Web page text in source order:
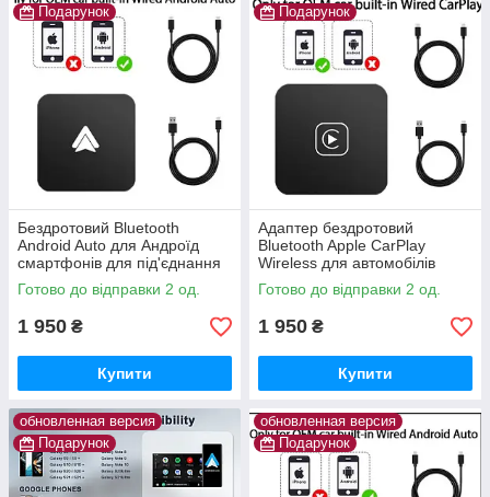
Подарунок
Бездротовий Bluetooth
Android Auto для Андроїд
смартфонів для під'єднання
до автомагнітол USB Wireless
Adapter
Готово до відправки 2 од.
1 950 ₴
Купити
Подарунок
Адаптер бездротовий
Bluetooth Apple CarPlay
Wireless для автомобілів
Готово до відправки 2 од.
1 950 ₴
Купити
обновленная версия
Подарунок
обновленная версия
Подарунок